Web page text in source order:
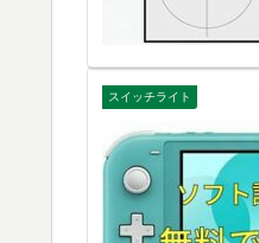
スイッチライト